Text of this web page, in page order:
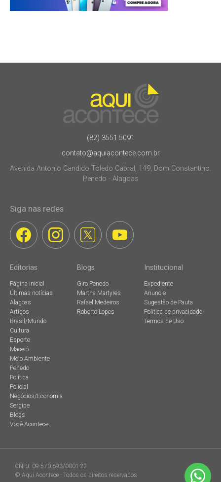
(82) 3551.5091
contato@aquiacontece.com.br
Avenida Antonio Candido Toledo Cabral, 149, Dom Constantino.
Penedo - Alagoas
Siga nas redes
Editorias
Página inicial
Últimas notícias
Alagoas
Artigos
Brasil/Mundo
Cultura
Esporte
Maceió
Meio Ambiente
Penedo
Política
Policial
Negócios/Economia
Sergipe
Blogs
Você Acontece
Blogs
Giro Penedo
Martha Martyres
Rafael Medeiros
Roberto Lopes
Institucional
Expediente
Anuncie
Sugestão de Pauta
Política de privacidade
Termos de Uso
CNPJ: 09.570.693/0001-22
© Aqui Acontece - Todos os direitos reservados